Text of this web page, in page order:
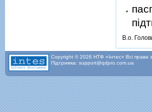
В.о.
Copyright © 2026 НТФ «Інтес» Всі права
Підтримка: support@qdpro.com.ua